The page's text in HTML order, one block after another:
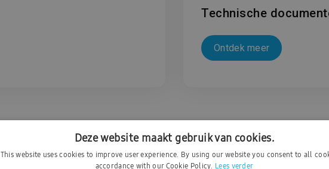
Technische
Ontdek meer
Deze website maakt gebruik van cookies.
This website uses cookies to improve user experience. By using our website you consent to all
accordance with our Cookie Policy. Lees verder